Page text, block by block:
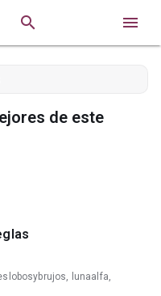
 
de este
lunaalfa,